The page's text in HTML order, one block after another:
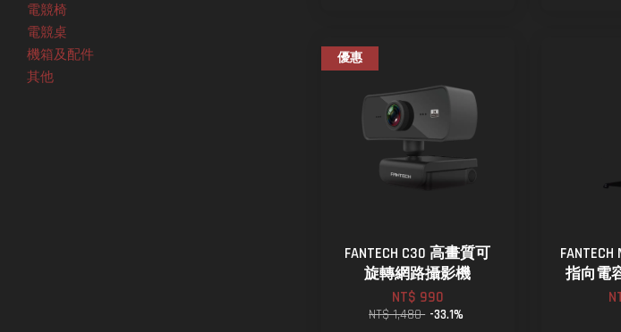
電競椅
電競桌
機箱及配件
其他
優惠
FANTECH C30 高畫質可
旋轉網路攝影機
NT$ 990
NT$ 1,480 -33.1%
指向電